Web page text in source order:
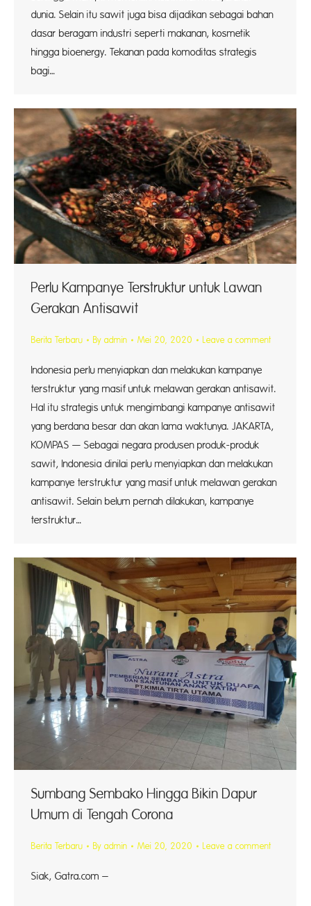
dunia. Selain itu sawit juga bisa dijadikan sebagai bahan
dasar beragam industri seperti makanan, kosmetik
hingga bioenergy. Tekanan pada komoditas strategis
bagi…
Perlu Kampanye Terstruktur untuk Lawan
Gerakan Antisawit
Berita Terbaru By admin Mei 20, 2020 Leave a comment
Indonesia perlu menyiapkan dan melakukan kampanye
terstruktur yang masif untuk melawan gerakan antisawit.
Hal itu strategis untuk mengimbangi kampanye antisawit
yang berdana besar dan akan lama waktunya. JAKARTA,
KOMPAS — Sebagai negara produsen produk-produk
sawit, Indonesia dinilai perlu menyiapkan dan melakukan
kampanye terstruktur yang masif untuk melawan gerakan
antisawit. Selain belum pernah dilakukan, kampanye
terstruktur…
Sumbang Sembako Hingga Bikin Dapur
Umum di Tengah Corona
Berita Terbaru By admin Mei 20, 2020 Leave a comment
Siak, Gatra.com –